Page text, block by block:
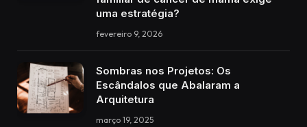
uma estratégia?
fevereiro 9, 2026
Sombras nos Projetos: Os
Escândalos que Abalaram a
Arquitetura
março 19, 2025